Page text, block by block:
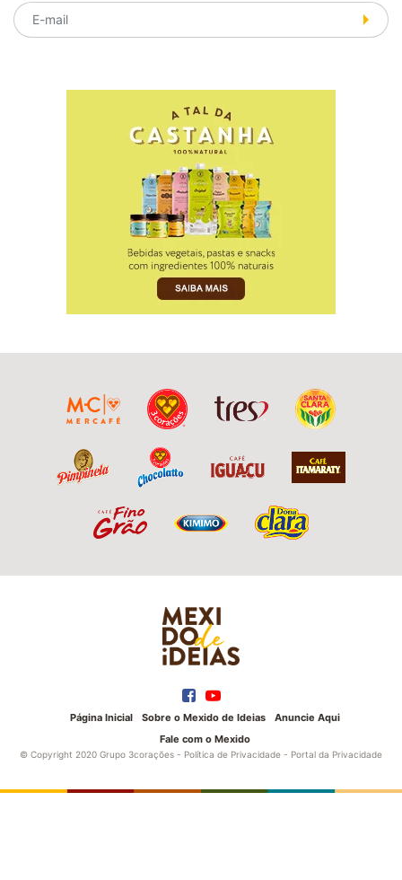
Página Inicial Sobre o Mexido de Ideias
Anuncie Aqui
Fale com o Mexido
© Copyright 2020 Grupo 3corações - Política de Privacidade - Portal da Privacidade